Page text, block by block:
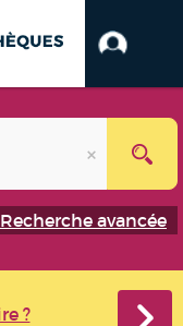
Recherche avancée
?